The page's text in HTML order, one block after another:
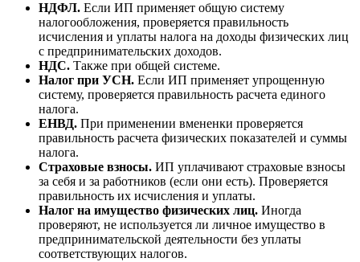
НДФЛ. Если ИП применяет общую систему
налогообложения, проверяется правильность
исчисления и уплаты налога на доходы физических лиц
с предпринимательских доходов.
НДС. Также при общей системе.
Налог при УСН. Если ИП применяет упрощенную
систему, проверяется правильность расчета единого
налога.
ЕНВД. При применении вмененки проверяется
правильность расчета физических показателей и суммы
налога.
Страховые взносы. ИП уплачивают страховые взносы
за себя и за работников (если они есть). Проверяется
правильность их исчисления и уплаты.
Налог на имущество физических лиц. Иногда
проверяют, не используется ли личное имущество в
предпринимательской деятельности без уплаты
соответствующих налогов.